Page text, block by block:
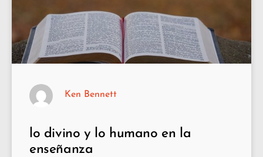
lo divino y lo humano en la
enseñanza
Ken Bennett